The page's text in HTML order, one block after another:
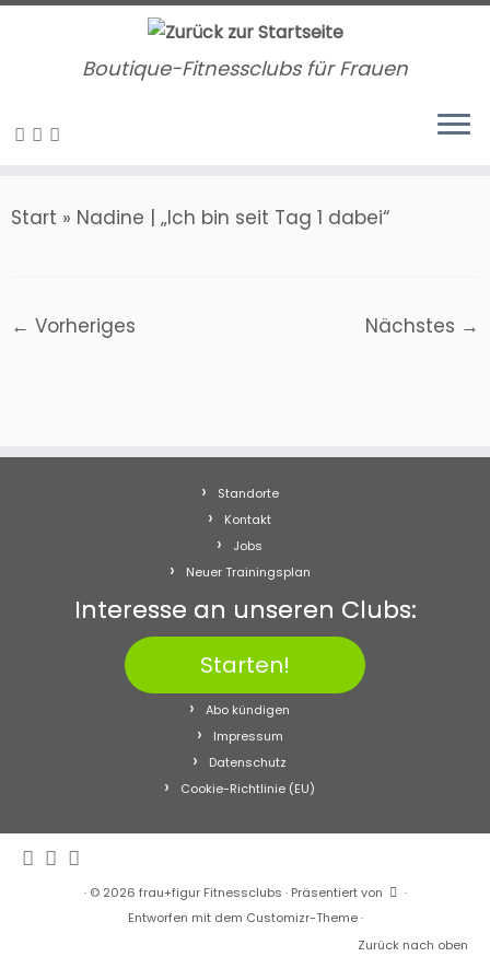
Zum
Boutique-Fitnessclubs für Frauen
Start » Nadine | „Ich bin seit Tag 1 dabei“
← Vorheriges Nächstes →
Standorte
Kontakt
Jobs
Neuer Trainingsplan
Interesse an unseren Clubs:
Starten!
Abo kündigen
Impressum
Datenschutz
Cookie-Richtlinie (EU)
· © 2026 frau+figur Fitnessclubs · Präsentiert von
·
Entworfen mit dem Customizr-Theme·
Zurück nach oben